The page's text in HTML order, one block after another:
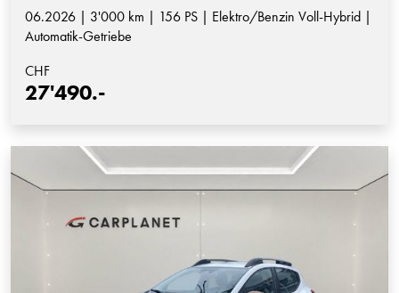
06.2026 | 3'000 km | 156 PS | Elektro/Benzin Voll-Hybrid |
Automatik-Getriebe
CHF
27'490.-